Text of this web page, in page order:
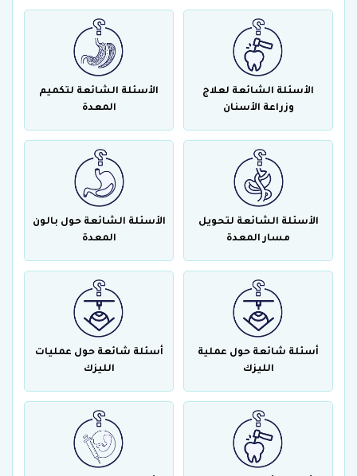
الأسئلة الشائعة لعلاج
وزراعة الأسنان
الأسئلة الشائعة لتكميم
المعدة
الأسئلة الشائعة لتحويل
مسار المعدة
الأسئلة الشائعة حول بالون
المعدة
أسئلة شائعة حول عملية
الليزك
أسئلة شائعة حول عمليات
الليزك